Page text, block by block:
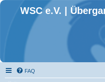
WSC e.V. |
FAQ